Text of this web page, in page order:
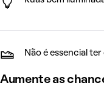
Não é essencial
Aumente as